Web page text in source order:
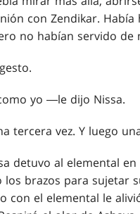
con Zendikar. Había
no habían servido de
yo ―le dijo Nissa.
tercera vez. Y luego
detuvo al elemental en
los brazos para sujetar
con el elemental le